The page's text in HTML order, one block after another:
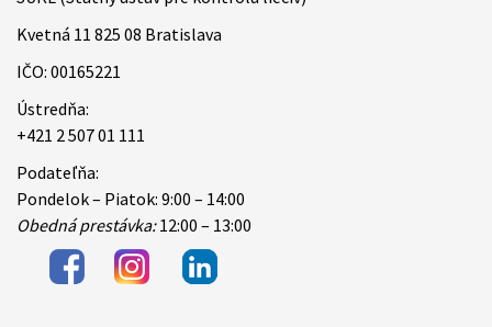
Kvetná 11 825 08 Bratislava
IČO: 00165221
Ústredňa:
+421 2 507 01 111
Podateľňa:
Pondelok – Piatok: 9:00 – 14:00
Obedná prestávka:12:00 – 13:00